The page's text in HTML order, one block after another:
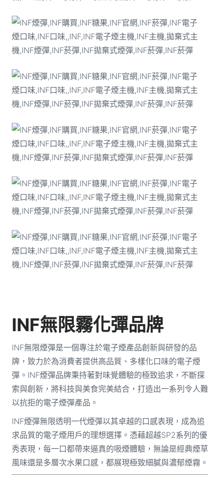
INF無限霧化彈品牌
INF無限煙彈是一個專注於電子煙產品創新與研發的品
牌，致力於為消費者提供高品質、多樣化口味的電子煙
彈。INF煙彈品牌秉持著對味覺體驗的極致追求，不斷探
索與創新，將科技與美食完美結合，打造出一系列令人難
以抗拒的電子煙彈產品。
INF煙彈無限透明一代煙彈以其卓越的口感表現，成為追
求品質的電子煙用戶的理想選擇。憑藉超越SP2系列的優
秀表現，每一口都帶來逼真的吸煙體驗，無論是經典煙草
風味還是多層次水果口感，都展現極致細膩與濃郁煙霧。